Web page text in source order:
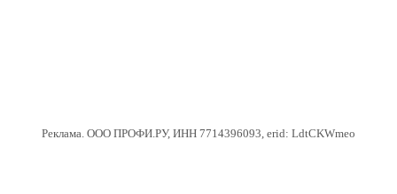
Реклама. ООО ПРОФИ.РУ, ИНН 7714396093, erid: LdtCKWmeo